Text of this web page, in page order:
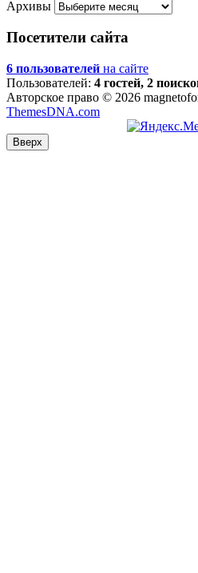
Архивы
Посетители сайта
6 пользователей на сайте
Пользователей: 4 гостей, 2
Авторское право © 2026
ThemesDNA.com
Вверх